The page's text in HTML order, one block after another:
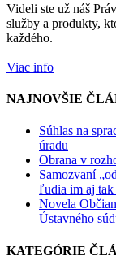
Videli ste už náš
služby a produkty,
každého.
Viac info
NAJNOVŠIE
Súhlas na
úradu
Obrana v
Samozvaní
ľudia im aj tak
Novela
Ústavného
KATEGÓRIE